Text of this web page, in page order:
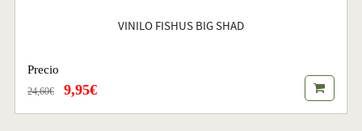
VINILO FISHUS BIG SHAD
Precio
24,60€ 9,95€